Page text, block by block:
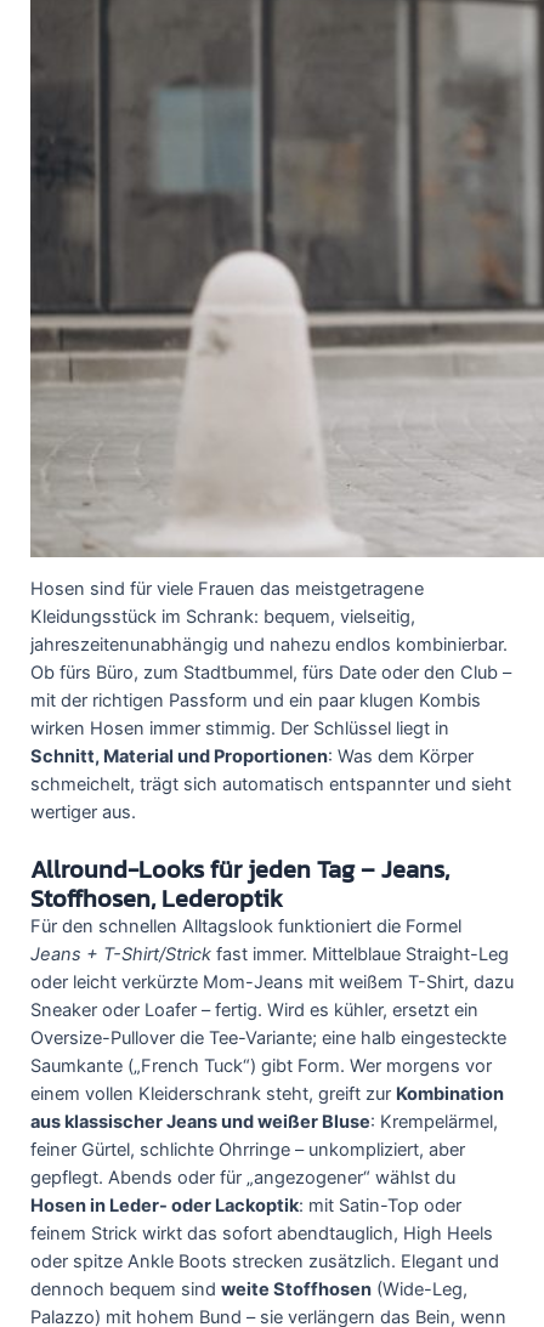
Hosen sind für viele Frauen das meistgetragene
Kleidungsstück im Schrank: bequem, vielseitig,
jahreszeitenunabhängig und nahezu endlos kombinierbar.
Ob fürs Büro, zum Stadtbummel, fürs Date oder den Club –
mit der richtigen Passform und ein paar klugen Kombis
wirken Hosen immer stimmig. Der Schlüssel liegt in
Schnitt, Material und Proportionen: Was dem Körper
schmeichelt, trägt sich automatisch entspannter und sieht
wertiger aus.
Allround-Looks für jeden Tag – Jeans,
Stoffhosen, Lederoptik
Für den schnellen Alltagslook funktioniert die Formel
Jeans + T-Shirt/Strick fast immer. Mittelblaue Straight-Leg
oder leicht verkürzte Mom-Jeans mit weißem T-Shirt, dazu
Sneaker oder Loafer – fertig. Wird es kühler, ersetzt ein
Oversize-Pullover die Tee-Variante; eine halb eingesteckte
Saumkante („French Tuck“) gibt Form. Wer morgens vor
einem vollen Kleiderschrank steht, greift zur Kombination
aus klassischer Jeans und weißer Bluse: Krempelärmel,
feiner Gürtel, schlichte Ohrringe – unkompliziert, aber
gepflegt. Abends oder für „angezogener“ wählst du
Hosen in Leder- oder Lackoptik: mit Satin-Top oder
feinem Strick wirkt das sofort abendtauglich, High Heels
oder spitze Ankle Boots strecken zusätzlich. Elegant und
dennoch bequem sind weite Stoffhosen (Wide-Leg,
Palazzo) mit hohem Bund – sie verlängern das Bein, wenn